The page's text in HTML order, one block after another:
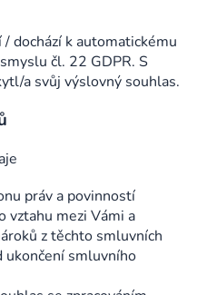
dochází k automatickému
čl. 22 GDPR. S
a svůj výslovný souhlas.
práv a povinností
vztahu mezi Vámi a
z těchto smluvních
ukončení smluvního